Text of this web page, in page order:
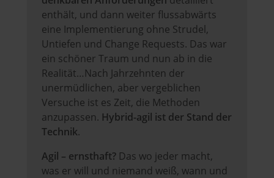
enthält, und dann weiter flussabwärts
eine Implementierung ohne Strudel,
Untiefen und Change Requests. Das war
ein schöner Traum und nun ab in die
Realität…Nach Jahrzehnten der
unermüdlichen, aber vergeblichen
Versuche ist es Zeit, die Methoden
anzupassen. Hybrid-agil ist der Stand der
Technik.
Agil – ernsthaft? Das wo jeder macht,
was er will und niemand weiß, wann und